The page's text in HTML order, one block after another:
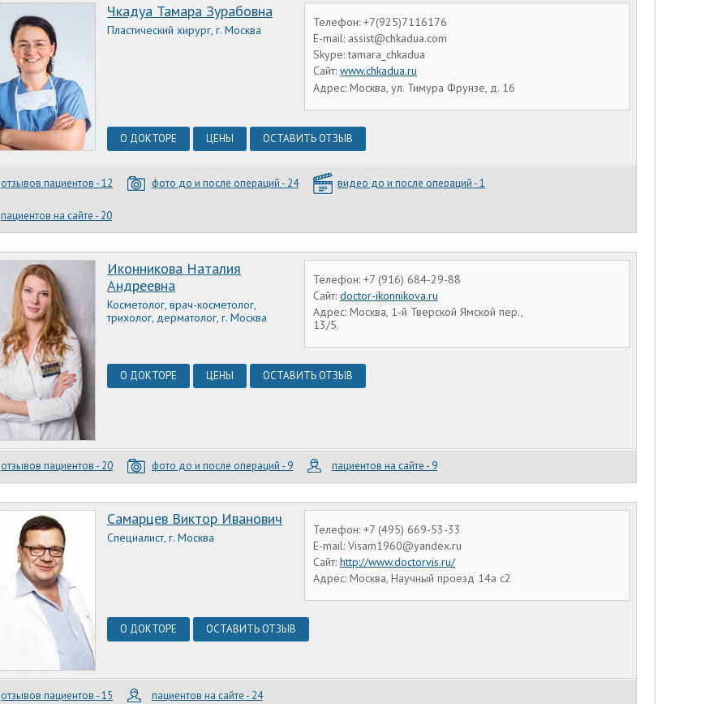
Телефон: +7(925)7116176
E-mail: assist@chkadua.com
Skype: tamara_chkadua
Сайт: www.chkadua.ru
Адрес: Москва, ул. Тимура Фрунзе, д. 16
Чкадуа Тамара Зурабовна
Пластический хирург, г. Москва
О ДОКТОРЕ ЦЕНЫ ОСТАВИТЬ ОТЗЫВ
отзывов пациентов - 12 фото до и после операций - 24 видео до и после операций - 1
пациентов на сайте - 20
Телефон: +7 (916) 684-29-88
Сайт: doctor-ikonnikova.ru
Адрес: Москва, 1-й Тверской Ямской пер.,
13/5.
Иконникова Наталия
Андреевна
Косметолог, врач-косметолог,
трихолог, дерматолог, г. Москва
О ДОКТОРЕ ЦЕНЫ ОСТАВИТЬ ОТЗЫВ
отзывов пациентов - 20 фото до и после операций - 9 пациентов на сайте - 9
Телефон: +7 (495) 669-53-33
E-mail: Visam1960@yandex.ru
Сайт: http://www.doctorvis.ru/
Адрес: Москва, Научный проезд 14а с2
Самарцев Виктор Иванович
Специалист, г. Москва
О ДОКТОРЕ ОСТАВИТЬ ОТЗЫВ
отзывов пациентов - 15 пациентов на сайте - 24